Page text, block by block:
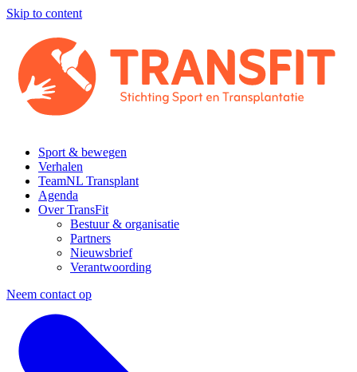
Skip to content
Sport & bewegen
Verhalen
TeamNL Transplant
Agenda
Over TransFit
Bestuur & organisatie
Partners
Nieuwsbrief
Verantwoording
Neem contact op